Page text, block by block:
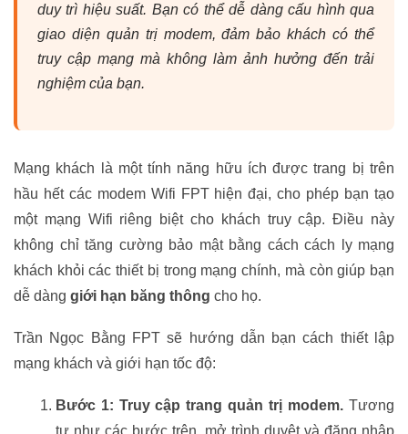
duy trì hiệu suất. Bạn có thể dễ dàng cấu hình qua
giao diện quản trị modem, đảm bảo khách có thể
truy cập mạng mà không làm ảnh hưởng đến trải
nghiệm của bạn.
Mạng khách là một tính năng hữu ích được trang bị trên
hầu hết các modem Wifi FPT hiện đại, cho phép bạn tạo
một mạng Wifi riêng biệt cho khách truy cập. Điều này
không chỉ tăng cường bảo mật bằng cách cách ly mạng
khách khỏi các thiết bị trong mạng chính, mà còn giúp bạn
dễ dàng giới hạn băng thông cho họ.
Trần Ngọc Bằng FPT sẽ hướng dẫn bạn cách thiết lập
mạng khách và giới hạn tốc độ:
Bước 1: Truy cập trang quản trị modem. Tương